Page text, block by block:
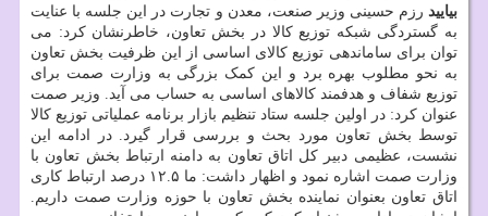
بیایید رزم حسینی وزیر صنعت، معدن و تجارت در این جلسه با عنایت
به گستردگی شبکه توزیع کالا در بخش تعاون، خاطرنشان کرد: می
توان برای ساماندهی توزیع کالای اساسی از این ظرفیت بخش تعاون
به نحو مطلوب بهره برد و این کمک بزرگی به وزارت صمت برای
توزیع شفاف و هدفمند کالاهای اساسی به حساب می آید. وزیر صمت
عنوان کرد: در اولین جلسه ستاد تنظیم بازار برنامه عملیاتی توزیع کالا
توسط بخش تعاون مورد بحث و بررسی قرار گیرد. در ادامه این
نشست، عظیمی دبیر کل اتاق تعاون به دامنه ارتباط بخش تعاون با
وزارت صمت اشاره نمود و اظهار داشت: ما ۱۲.۵ درصد ارتباط کاری
اتاق تعاون بعنوان نماینده بخش تعاون با حوزه وزارت صمت داریم.